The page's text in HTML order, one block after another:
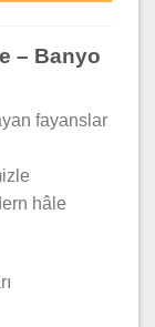
– Banyo
fayanslar
hâle